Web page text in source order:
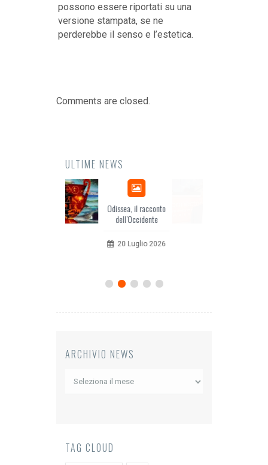
possono essere riportati su una
versione stampata, se ne
perderebbe il senso e l’estetica.
Comments are closed.
ULTIME NEWS
Odissea, il racconto
dell’Occidente
ARCHIVIO NEWS
Archivio
TAG CLOUD